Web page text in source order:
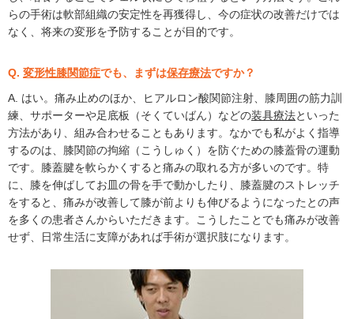
らの手術は軟部組織の安定性を再獲得し、今の症状の改善だけでは
なく、将来の変形を予防することが目的です。
Q. 変形性膝関節症でも、まずは保存療法ですか？
A. はい。痛み止めのほか、ヒアルロン酸関節注射、膝周囲の筋力訓
練、サポーターや足底板（そくていばん）などの装具療法といった
方法があり、組み合わせることもあります。なかでも私がよく指導
するのは、膝関節の拘縮（こうしゅく）を防ぐための膝蓋骨の運動
です。膝蓋腱を軟らかくすると痛みの取れる方が多いのです。特
に、膝を伸ばしてお皿の骨を手で動かしたり、膝蓋腱のストレッチ
をすると、痛みが改善して膝が前よりも伸びるようになったとの声
を多くの患者さんからいただきます。こうしたことでも痛みが改善
せず、日常生活に支障があれば手術が選択肢になります。